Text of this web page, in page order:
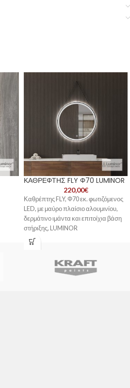
ΚΑΘΡΕΦΤΗΣ FLY Φ70 LUMINOR
220,00€
Καθρέπτης FLY, Φ70 εκ. φωτιζόμενος
LED, με μαύρο πλαίσιο αλουμινίου,
δερμάτινο ιμάντα και επιτοίχια βάση
στήριξης, LUMINOR